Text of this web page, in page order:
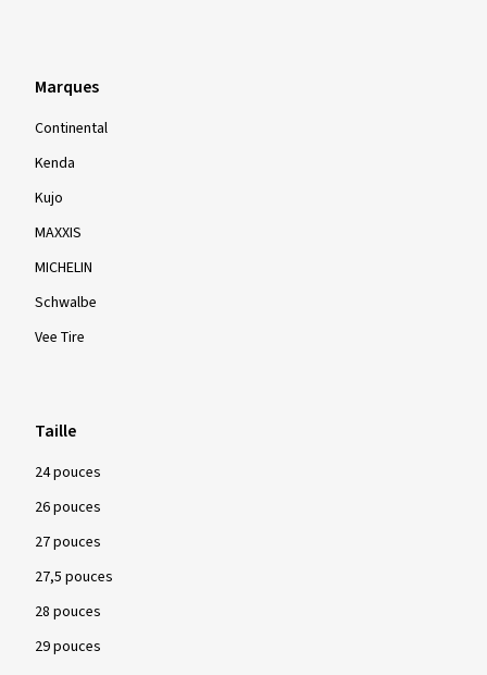
Marques
Continental
Kenda
Kujo
MAXXIS
MICHELIN
Schwalbe
Vee Tire
Taille
24 pouces
26 pouces
27 pouces
27,5 pouces
28 pouces
29 pouces